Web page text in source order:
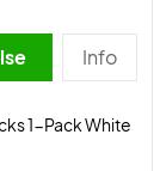
Info
1-Pack White